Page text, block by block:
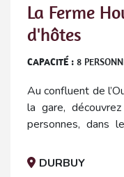
La Ferme
d'hôtes
CAPACITÉ : 8
Au confluent de
la gare,
personnes, dans
DURBUY